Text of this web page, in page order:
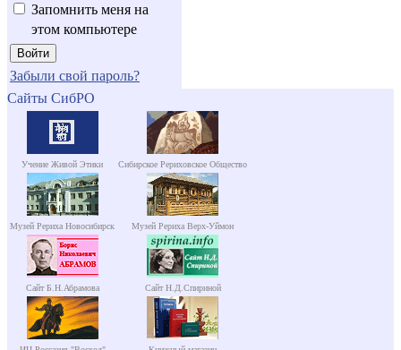
Запомнить меня на
этом компьютере
Забыли свой пароль?
Сайты СибРО
Учение Живой Этики Сибирское Рериховское Общество
Музей Рериха Новосибирск Музей Рериха Верх-Уймон
Сайт Б.Н.Абрамова Сайт Н.Д.Спириной